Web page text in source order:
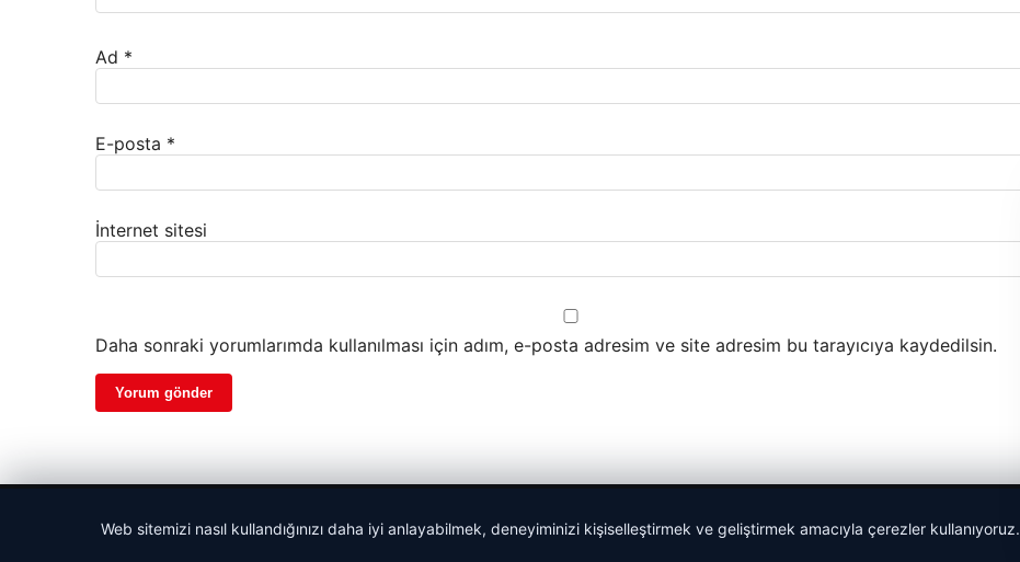
Ad *
E-posta *
İnternet sitesi
Daha sonraki yorumlarımda kullanılması için adım, e-posta adresim ve site adresim bu tarayıcıya kaydedilsin.
Web sitemizi nasıl kullandığınızı daha iyi anlayabilmek, deneyiminizi kişiselleştirmek ve geliştirmek amacıyla çerezler kullanıyoruz.